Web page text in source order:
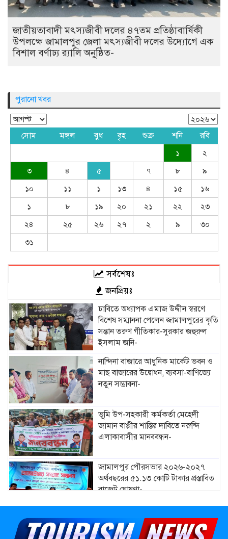
জাতীয়তাবাদী মৎস্যজীবী দলের ৪৭তম প্রতিষ্ঠাবার্ষিকী
উপলক্ষে জামালপুর জেলা মৎস্যজীবী দলের উদ্যোগে এক
বিশাল বর্ণাঢ্য র‍্যালি অনুষ্ঠিত-
পুরানো খবর
সোম মঙ্গল বুধ বৃহ শুক্র শনি রবি
১
২
৩
৪ ৫ ৭ ৮
৯
১০
১১ ১ ১৩ ৪ ১৫
১৬
১
৮ ১৯ ২০ ২১ ২২
২৩
২৪
২৫ ২৬ ২৭ ২ ৯
৩০
৩১
সর্বশেষঃ
জনপ্রিয়ঃ
ঢাবিতে অধ্যাপক এমাজ উদ্দীন স্বরণে
বিশেষ সম্মাননা পেলেন জামালপুরের কৃতি
সন্তান তরুণ গীতিকার-সুরকার জহুরুল
ইসলাম জনি-
নান্দিনা বাজারে আধুনিক মার্কেট ভবন ও
মাছ বাজারের উদ্বোধন, ব্যবসা-বাণিজ্যে
নতুন সম্ভাবনা-
ভূমি উপ-সহকারী কর্মকর্তা মেহেদী
জামান বাপ্পীর শাস্তির দাবিতে নরুন্দি
এলাকাবাসীর মানববন্ধন-
জামালপুর পৌরসভার ২০২৬-২০২৭
অর্থবছরের ৫১.১৩ কোটি টাকার প্রস্তাবিত
বাজেট ঘোষণা-
মাদারগঞ্জে নারী ও শিশু সুরক্ষা বিষয়ে
সচেতনতামূলক সভা অনুষ্ঠিত-